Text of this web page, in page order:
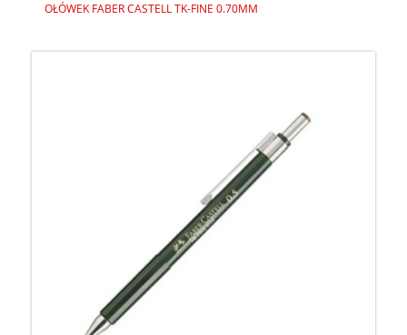
OŁÓWEK FABER CASTELL TK-FINE 0.70MM